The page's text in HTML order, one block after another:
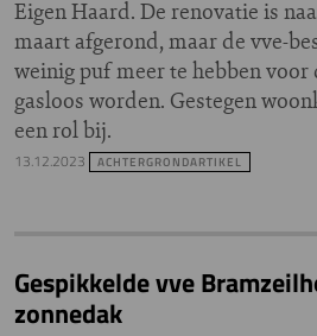
Eigen Haard. De renovatie is
maart afgerond, maar de vve-
weinig puf meer te hebben voor
gasloos worden. Gestegen
een rol bij.
13.12.2023 ACHTERGRONDARTIKEL
Gespikkelde vve
zonnedak